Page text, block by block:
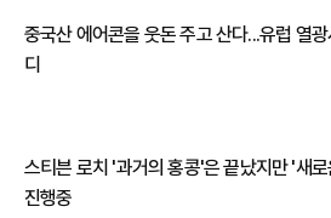
중국산 에어콘을 웃돈 주고 산다...유럽 열광
디
스티븐 로치 '과거의 홍콩'은 끝났지만 '새
진행중